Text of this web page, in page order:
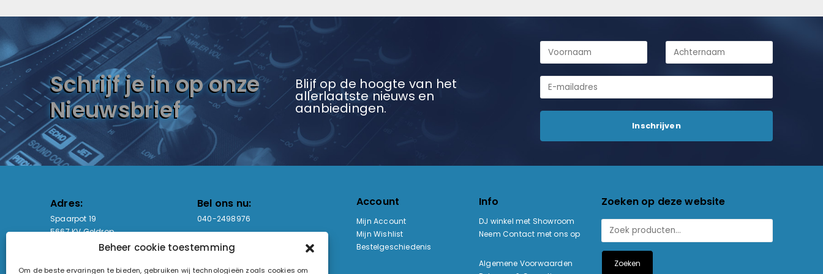
Beheer cookie toestemming
Om de beste ervaringen te bieden, gebruiken wij technologieën zoals cookies om
Schrijf je in op onze
Nieuwsbrief
Blijf op de hoogte van het
allerlaatste nieuws en
aanbiedingen.
Adres:
Spaarpot 19
5667 KV Geldrop
Bel ons nu:
040-2498976
sales@lightandsound.store
Openingstijden:
Ma - Vr: 09:00-17:00
Account
Mijn Account
Mijn Wishlist
Bestelgeschiedenis
Info
DJ winkel met Showroom
Neem Contact met ons op
Algemene Voorwaarden
Zoeken op deze website
Zoeken